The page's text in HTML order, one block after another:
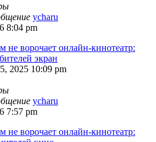
ycharu
8:04 pm
не ворочает онлайн-кинотеатр:
экран
2025 10:09 pm
ycharu
7:57 pm
не ворочает онлайн-кинотеатр: